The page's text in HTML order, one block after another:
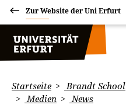
Zur Website der Uni Erfurt
Startseite Brandt School
Medien
News